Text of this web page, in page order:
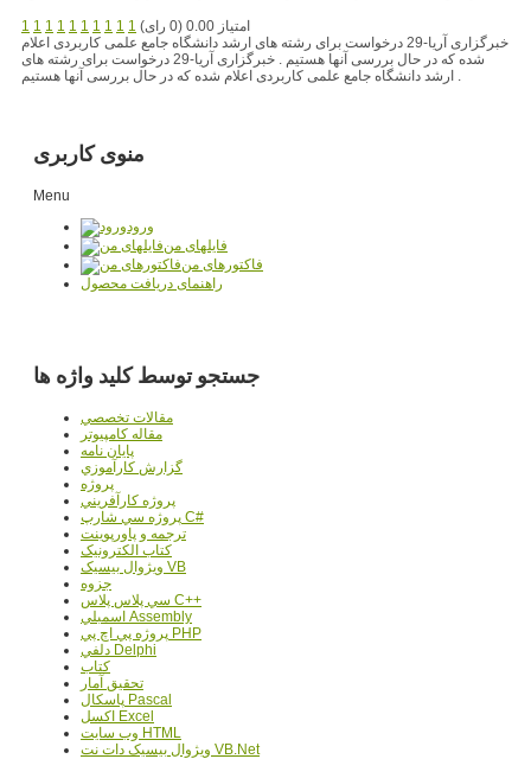
1 1 1 1 1 1 1 1 1 1
امتیاز 0.00 (0 رای)
خبرگزاری آریا-29 درخواست برای رشته های ارشد دانشگاه جامع علمی کاربردی اعلام
شده که در حال بررسی آنها هستیم . خبرگزاری آریا-29 درخواست برای رشته های
ارشد دانشگاه جامع علمی کاربردی اعلام شده که در حال بررسی آنها هستیم .
منوی کاربری
Menu
ورود
فایلهای من
فاکتورهای من
راهنمای دریافت محصول
جستجو توسط کلید واژه ها
مقالات تخصصي
مقاله کامپیوتر
پایان نامه
گزارش کارآموزي
پروژه
پروژه کارآفريني
پروژه سي شارپ C#
ترجمه و پاورپوينت
کتاب الکترونيک
ويژوال بيسيک VB
جزوه
سي پلاس پلاس C++
اسمبلي Assembly
پروژه پي اچ پي PHP
دلفي Delphi
کتاب
تحقيق آمار
پاسکال Pascal
اکسل Excel
وب سايت HTML
ويژوال بيسيک دات نت VB.Net